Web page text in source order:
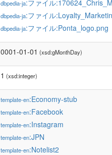
dbpedia-ja:ファイル
dbpedia-ja:ファイル
dbpedia-ja:ファイル:Ponta_logo.png
0001-01-01 (xsd:gMonthDay)
1 (xsd:integer)
template-en:Economy-stub
template-en:Facebook
template-en:Instagram
template-en:JPN
template-en:Notelist2